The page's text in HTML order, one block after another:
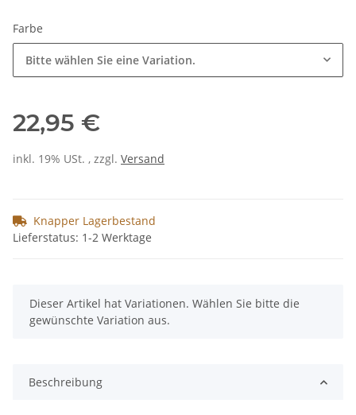
Farbe
Bitte wählen Sie eine Variation.
22,95 €
inkl. 19% USt. , zzgl. Versand
Knapper Lagerbestand
Lieferstatus: 1-2 Werktage
x
Dieser Artikel hat Variationen. Wählen Sie bitte die
gewünschte Variation aus.
Beschreibung